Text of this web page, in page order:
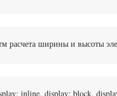
расчета ширины и высоты
inline, display: block,